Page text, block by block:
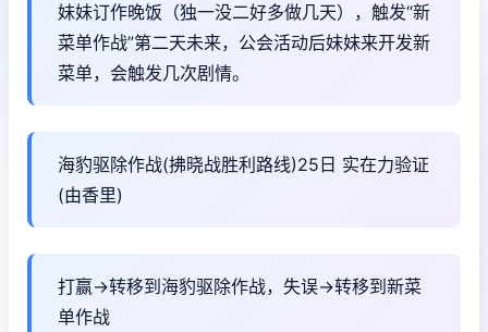
妹妹订作晚饭（独一没二好多做几天），触发“新
菜单作战”第二天未来，公会活动后妹妹来开发新
菜单，会触发几次剧情。
海豹驱除作战(拂晓战胜利路线)25日 实在力验证
(由香里)
打赢→转移到海豹驱除作战，失误→转移到新菜
单作战